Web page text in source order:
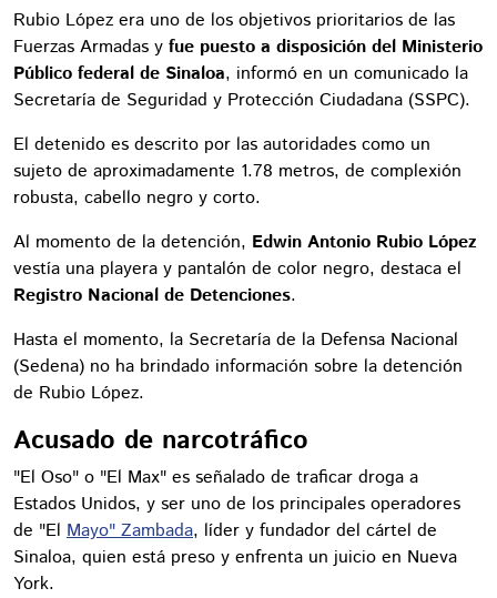
Rubio López era uno de los objetivos prioritarios de las
Fuerzas Armadas y fue puesto a disposición del Ministerio
Público federal de Sinaloa, informó en un comunicado la
Secretaría de Seguridad y Protección Ciudadana (SSPC).
El detenido es descrito por las autoridades como un
sujeto de aproximadamente 1.78 metros, de complexión
robusta, cabello negro y corto.
Al momento de la detención, Edwin Antonio Rubio López
vestía una playera y pantalón de color negro, destaca el
Registro Nacional de Detenciones.
Hasta el momento, la Secretaría de la Defensa Nacional
(Sedena) no ha brindado información sobre la detención
de Rubio López.
Acusado de narcotráfico
"El Oso" o "El Max" es señalado de traficar droga a
Estados Unidos, y ser uno de los principales operadores
de "El Mayo" Zambada, líder y fundador del cártel de
Sinaloa, quien está preso y enfrenta un juicio en Nueva
York.